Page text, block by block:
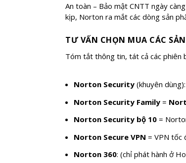
An toàn – Bảo mật CNTT ngày
kịp, Norton ra mắt các dòng sản
TƯ VẤN CHỌN MUA CÁC
Tóm tắt thông tin, tát cả các phiên
Norton Security (khuyên
Norton Security Family =
Norton Security bộ 10 =
Norton Secure VPN = VPN tốc
Norton 360: (chỉ phát hành ở